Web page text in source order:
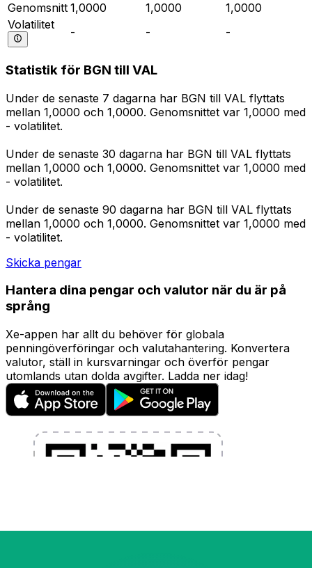
Genomsnitt 1,0000 1,0000
1,0000
Volatilitet
- - -
Statistik för BGN till VAL
Under de senaste 7 dagarna har BGN till VAL flyttats
mellan 1,0000 och 1,0000. Genomsnittet var 1,0000 med
- volatilitet.
Under de senaste 30 dagarna har BGN till VAL flyttats
mellan 1,0000 och 1,0000. Genomsnittet var 1,0000 med
- volatilitet.
Under de senaste 90 dagarna har BGN till VAL flyttats
mellan 1,0000 och 1,0000. Genomsnittet var 1,0000 med
- volatilitet.
Skicka pengar
Hantera dina pengar och valutor när du är på
språng
Xe-appen har allt du behöver för globala
penningöverföringar och valutahantering. Konvertera
valutor, ställ in kursvarningar och överför pengar
utomlands utan dolda avgifter. Ladda ner idag!